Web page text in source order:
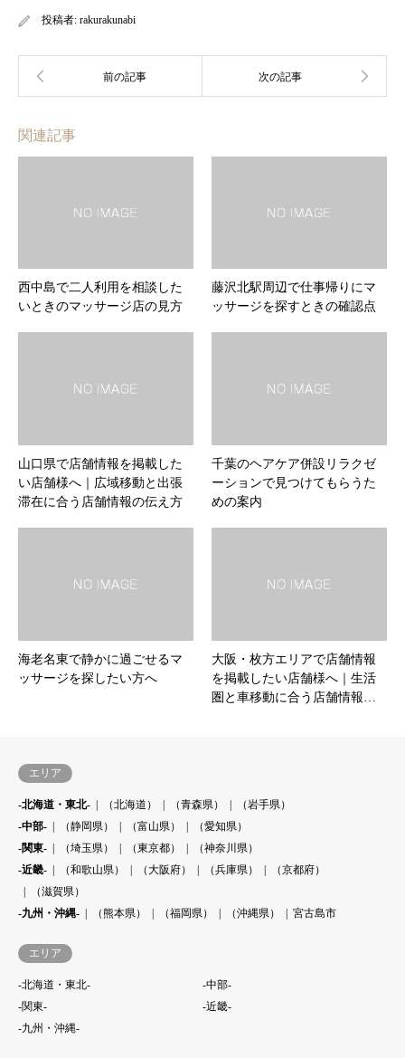
投稿者: rakurakunabi
関連記事
西中島で二人利用を相談した
いときのマッサージ店の見方
藤沢北駅周辺で仕事帰りにマ
ッサージを探すときの確認点
山口県で店舗情報を掲載した
い店舗様へ｜広域移動と出張
滞在に合う店舗情報の伝え方
千葉のヘアケア併設リラクゼ
ーションで見つけてもらうた
めの案内
海老名東で静かに過ごせるマ
ッサージを探したい方へ
大阪・枚方エリアで店舗情報
を掲載したい店舗様へ｜生活
圏と車移動に合う店舗情報…
エリア
-北海道・東北- （北海道） （青森県）
（岩手県）
-中部-
（静岡県） （富山県）
（愛知県）
-関東-
（埼玉県） （東京都）
（神奈川県）
-近畿-
（和歌山県） （大阪府） （兵庫県）
（京都府）
（滋賀県）
-九州・沖縄-
（熊本県） （福岡県） （沖縄県） 宮古島市
エリア
-北海道・東北-
-中部-
-関東-
-近畿-
-九州・沖縄-